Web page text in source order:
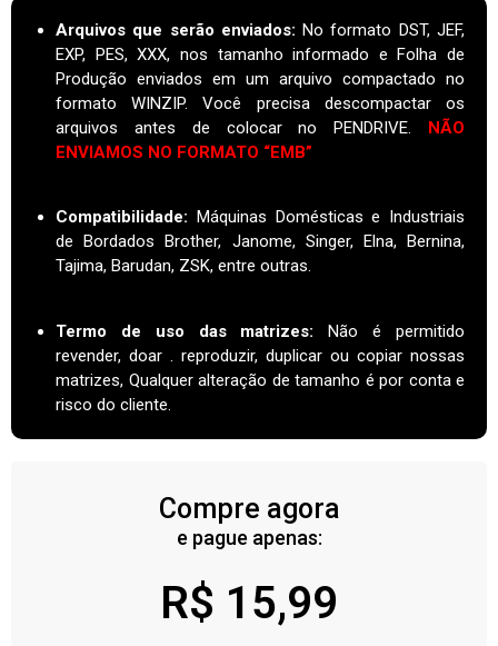
Arquivos que serão enviados: No formato DST, JEF,
EXP, PES, XXX, nos tamanho informado e Folha de
Produção enviados em um arquivo compactado no
formato WINZIP. Você precisa descompactar os
arquivos antes de colocar no PENDRIVE. NÃO
ENVIAMOS NO FORMATO “EMB”
Compatibilidade:
Máquinas Domésticas e Industriais
de Bordados Brother, Janome, Singer, Elna, Bernina,
Tajima, Barudan, ZSK, entre outras.
Termo de uso das matrizes:
Não é permitido
revender, doar . reproduzir, duplicar ou copiar nossas
matrizes, Qualquer alteração de tamanho é por conta e
risco do cliente.
Compre agora
e pague apenas:
R$ 15,99